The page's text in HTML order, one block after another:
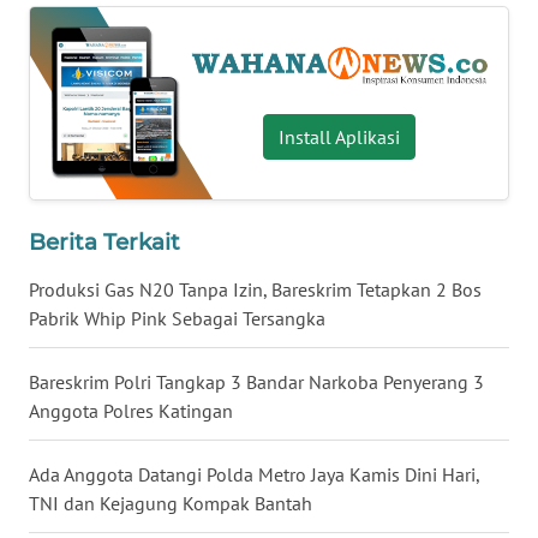
Install Aplikasi
Berita Terkait
Produksi Gas N20 Tanpa Izin, Bareskrim Tetapkan 2 Bos
Pabrik Whip Pink Sebagai Tersangka
Bareskrim Polri Tangkap 3 Bandar Narkoba Penyerang 3
Anggota Polres Katingan
Ada Anggota Datangi Polda Metro Jaya Kamis Dini Hari,
TNI dan Kejagung Kompak Bantah
WN
BABEL
WN
SUMBAR
SUMSEL
WN
BENGKULU
WN
LAMPUNG
WN
JATENG